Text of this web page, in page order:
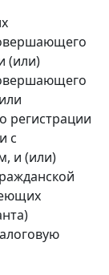
(или)
регистрации
с
и (или)